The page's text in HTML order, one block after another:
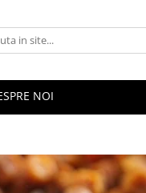
NOI